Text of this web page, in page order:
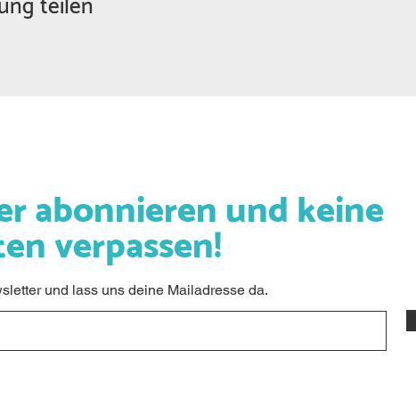
abonnieren und keine
verpassen!
und lass uns deine Mailadresse da.